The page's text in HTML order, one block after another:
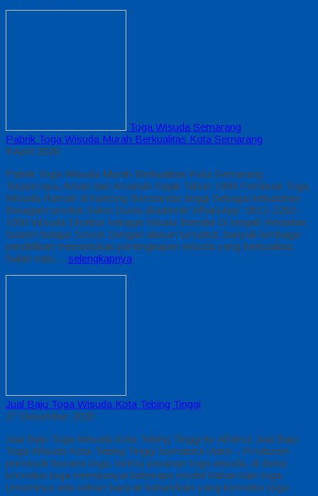
Toga Wisuda Semarang
Pabrik Toga Wisuda Murah Berkualitas Kota Semarang
9 April 2026
Pabrik Toga Wisuda Murah Berkualitas Kota Semarang
Terpercaya, Aman dan Amanah Sejak Tahun 1999 Pembuat Toga
Wisuda Ramah di kantong Berstandar tinggi Sebagai kebutuhan
Beragam produk Seksi Dunia akademik WhatsApp: 0812-2282-
1060 Wisuda Disebut sebagai Situasi Bernilai Di tengah Rentetan
Sistem belajar Sosok Dengan alasan tersebut, banyak lembaga
pendidikan memerlukan perlengkapan wisuda yang berkualitas.
Salah satu… selengkapnya
Jual Baju Toga Wisuda Kota Tebing Tinggi
27 Desember 2020
Jual Baju Toga Wisuda Kota Tebing Tinggi by Alfairuz Jual Baju
Toga Wisuda Kota Tebing Tinggi Sumatera Utara – Produsen
pemasok busana toga. terima pesanan toga wisuda, di dunia
konveksi toga mempunyai beberapa model bahan kain toga.
Umumnya ada sekian banyak bahan/kain yang konveksi toga